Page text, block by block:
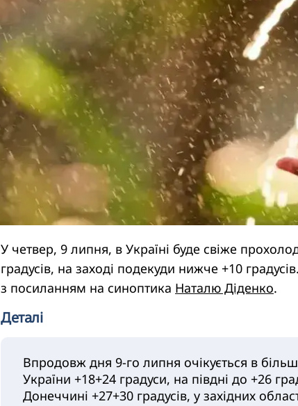
У четвер, 9 липня, в Україні буде свіже
градусів, на заході подекуди нижче +10
з посиланням на синоптика Наталю Діденко.
Деталі
Впродовж дня 9-го липня очікується в
України +18+24 градуси, на півдні до +26
Донеччині +27+30 градусів, у західних